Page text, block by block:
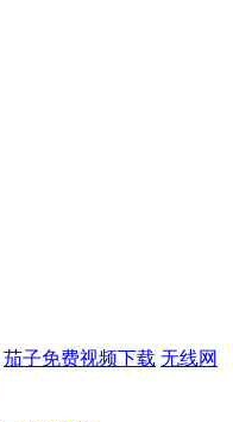
茄子免费视频下载 无线网